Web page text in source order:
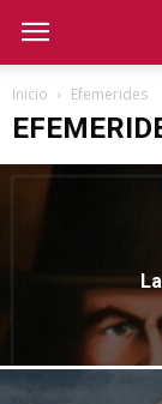
Inicio Efemerides